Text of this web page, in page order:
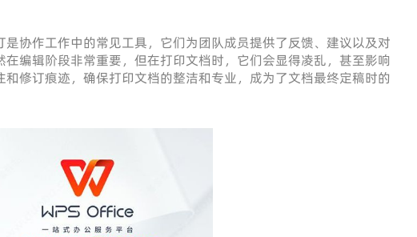
协作工作中的常见工具，它们为团队成员提供了反馈、建议以及对
编辑阶段非常重要，但在打印文档时，它们会显得凌乱，甚至影响
修订痕迹，确保打印文档的整洁和专业，成为了文档最终定稿时的